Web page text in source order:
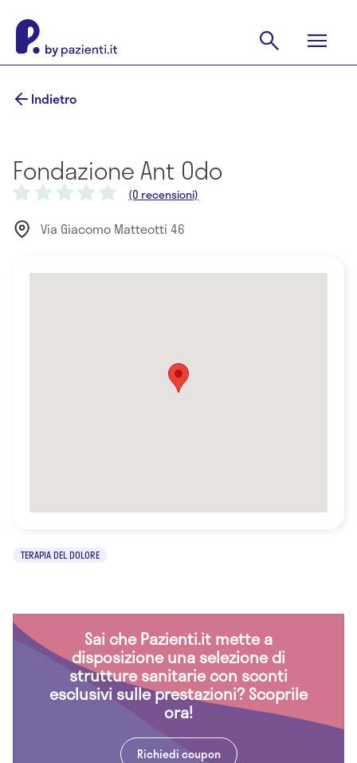
Indietro
Fondazione Ant Odo
(0 recensioni)
Via Giacomo Matteotti 46
TERAPIA DEL DOLORE
Sai che Pazienti.it mette a
disposizione una selezione di
strutture sanitarie con sconti
esclusivi sulle prestazioni? Scoprile
ora!
Richiedi coupon